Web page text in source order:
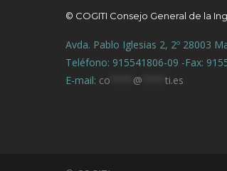
© COGITI Consejo General de la
Avda. Pablo Iglesias 2, 2º 28003
Teléfono: 915541806-09 -Fax:
E-mail: co @ ti.es